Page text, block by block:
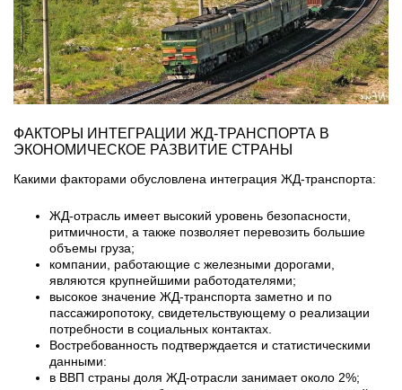
ФАКТОРЫ ИНТЕГРАЦИИ ЖД-ТРАНСПОРТА В
ЭКОНОМИЧЕСКОЕ РАЗВИТИЕ СТРАНЫ
Какими факторами обусловлена интеграция ЖД-транспорта:
ЖД-отрасль имеет высокий уровень безопасности,
ритмичности, а также позволяет перевозить большие
объемы груза;
компании, работающие с железными дорогами,
являются крупнейшими работодателями;
высокое значение ЖД-транспорта заметно и по
пассажиропотоку, свидетельствующему о реализации
потребности в социальных контактах.
Востребованность подтверждается и статистическими
данными:
в ВВП страны доля ЖД-отрасли занимает около 2%;